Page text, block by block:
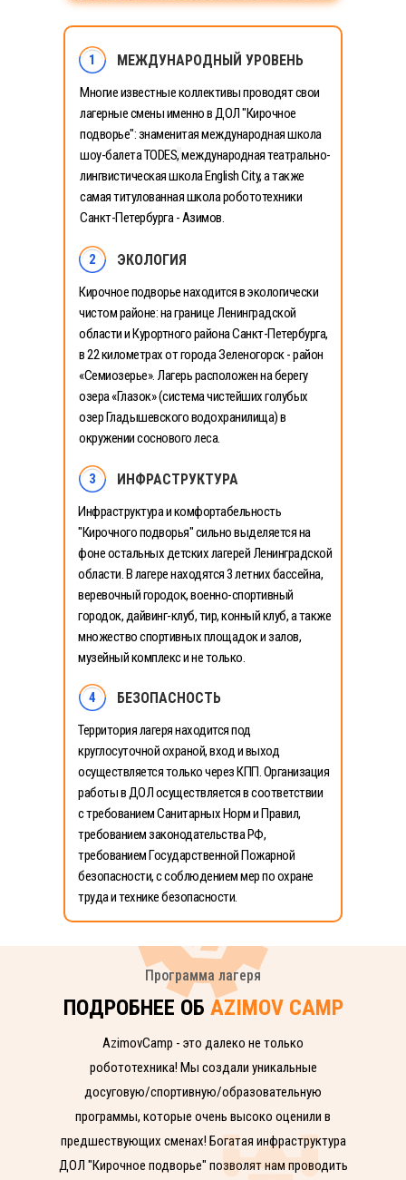
1 МЕЖДУНАРОДНЫЙ УРОВЕНЬ
Многие известные коллективы проводят свои
лагерные смены именно в ДОЛ "Кирочное
подворье": знаменитая международная школа
шоу-балета TODES,международная театрально-
лингвистическая школа English City, а также
самая титулованная школа робототехники
Санкт-Петербурга - Азимов.
2 ЭКОЛОГИЯ
Кирочное подворье находится в экологически
чистом районе: на границе Ленинградской
области и Курортного района Санкт-Петербурга,
в 22 километрах от города Зеленогорск - район
«Семиозерье». Лагерь расположен на берегу
озера «Глазок» (система чистейших голубых
озер Гладышевского водохранилища) в
окружении соснового леса.
3 ИНФРАСТРУКТУРА
Инфраструктура и комфортабельность
"Кирочного подворья" сильно выделяется на
фоне остальных детских лагерей Ленинградской
области. В лагере находятся 3 летних бассейна,
веревочный городок, военно-спортивный
городок, дайвинг-клуб, тир, конный клуб, а также
множество спортивных площадок и залов,
музейный комплекс и не только.
4 БЕЗОПАСНОСТЬ
Территория лагеря находится под
круглосуточной охраной, вход и выход
осуществляется только через КПП. Организация
работы в ДОЛ осуществляется в соответствии
с требованием Санитарных Норм и Правил,
требованием законодательства РФ,
требованием Государственной Пожарной
безопасности, с соблюдением мер по охране
труда и технике безопасности.
AzimovCamp - это далеко не только
робототехника! Мы создали уникальные
досуговую/спортивную/образовательную
программы, которые очень высоко оценили в
предшествующих сменах! Богатая инфраструктура
ДОЛ "Кирочное подворье" позволят нам проводить
Программа лагеря
ПОДРОБНЕЕ ОБ AZIMOV CAMP